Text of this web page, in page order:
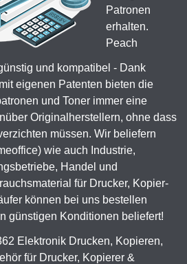
Patronen
erhalten.
Peach
und kompatibel - Dank
eigenen Patenten bieten die
und Toner immer eine
Originalherstellern, ohne dass
müssen. Wir beliefern
wie auch Industrie,
Handel und
für Drucker, Kopier-
können bei uns bestellen
günstigen Konditionen beliefert!
Elektronik Drucken, Kopieren,
für Drucker, Kopierer &